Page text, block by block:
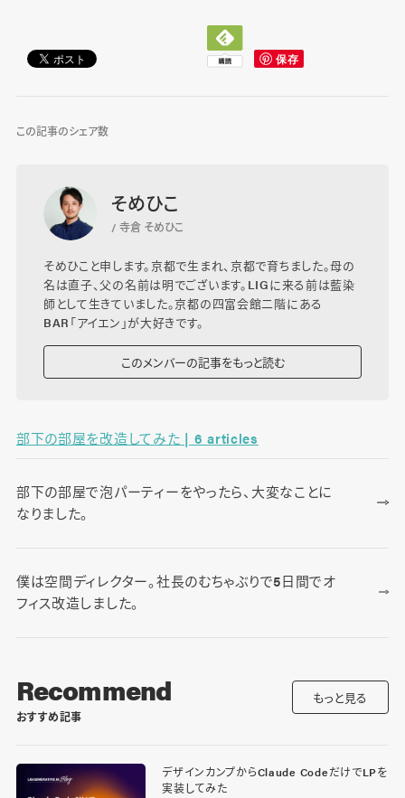
この記事のシェア数
そめひこ
/ 寺倉 そめひこ
そめひこと申します。京都で生まれ、京都で育ちました。母の
名は直子、父の名前は明でございます。LIGに来る前は藍染
師として生きていました。京都の四富会館二階にある
BAR「アイエン」が大好きです。
このメンバーの記事をもっと読む
部下の部屋を改造してみた | 6 articles
部下の部屋で泡パーティーをやったら、大変なことに
なりました。
僕は空間ディレクター。社長のむちゃぶりで5日間でオ
フィス改造しました。
Recommend
おすすめ記事
もっと見る
デザインカンプからClaude CodeだけでLPを
実装してみた